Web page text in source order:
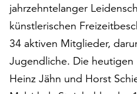
Klicken
Sie
auf
„Alle
akzeptieren“,
um
jahrzehntelanger
künstlerischen
34 aktiven Mitglieder,
Jugendliche. Die
Heinz Jähn und Horst